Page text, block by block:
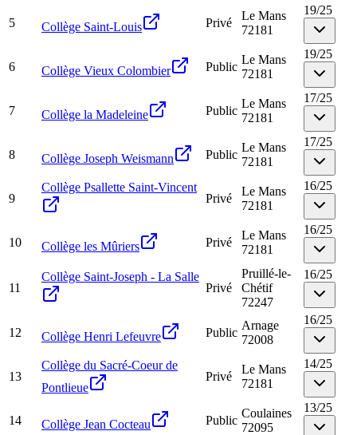
5 Collège Saint-Louis Privé
Le Mans
72181
19/25
6 Collège Vieux Colombier Public
Le Mans
72181
19/25
7 Collège la Madeleine Public
Le Mans
72181
17/25
8 Collège Joseph Weismann Public
Le Mans
72181
17/25
9
Collège Psallette Saint-Vincent
Privé
Le Mans
72181
16/25
10 Collège les Mûriers Privé
Le Mans
72181
16/25
11
Collège Saint-Joseph - La Salle
Privé
Pruillé-le-
Chétif
72247
16/25
12 Collège Henri Lefeuvre Public
Arnage
72008
16/25
13
Collège du Sacré-Coeur de
Pontlieue
Privé
Le Mans
72181
14/25
14 Collège Jean Cocteau Public
Coulaines
72095
13/25